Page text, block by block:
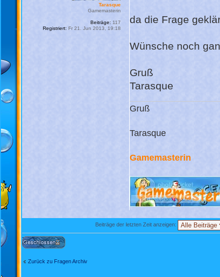
da die Frage
Wünsche noch
Gruß
Tarasque
Gruß
Tarasque
Gamemasterin
Tarasque
Gamemasterin
Beiträge: 117
Registriert: Fr 21. Jun 2013, 19:18
Beiträge der letzten Zeit anzeigen:
Thema gesperrt
Zurück zu Fragen Archiv